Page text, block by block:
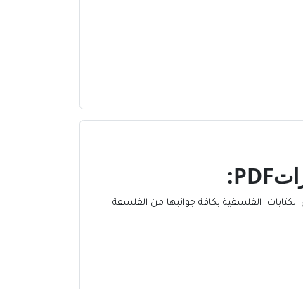
PDF:
الفلسفية بكافة جوانبها من الفلسفة